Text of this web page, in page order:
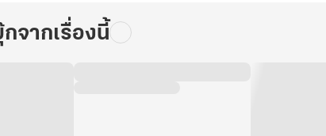
จากเรื่องนี้